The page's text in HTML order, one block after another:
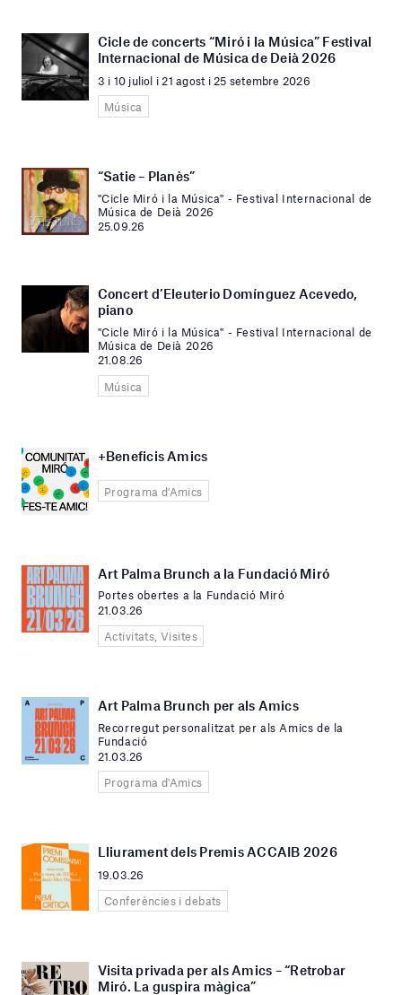
Cicle de concerts “Miró i la Música” Festival
Internacional de Música de Deià 2026
3 i 10 juliol i 21 agost i 25 setembre 2026
Música
“Satie – Planès”
"Cicle Miró i la Música" - Festival Internacional de
Música de Deià 2026
25.09.26
Concert d’Eleuterio Domínguez Acevedo,
piano
"Cicle Miró i la Música" - Festival Internacional de
Música de Deià 2026
21.08.26
Música
+Beneficis Amics
Programa d'Amics
Art Palma Brunch a la Fundació Miró
Portes obertes a la Fundació Miró
21.03.26
Activitats, Visites
Art Palma Brunch per als Amics
Recorregut personalitzat per als Amics de la
Fundació
21.03.26
Programa d'Amics
Lliurament dels Premis ACCAIB 2026
19.03.26
Conferències i debats
Visita privada per als Amics – “Retrobar
Miró. La guspira màgica”